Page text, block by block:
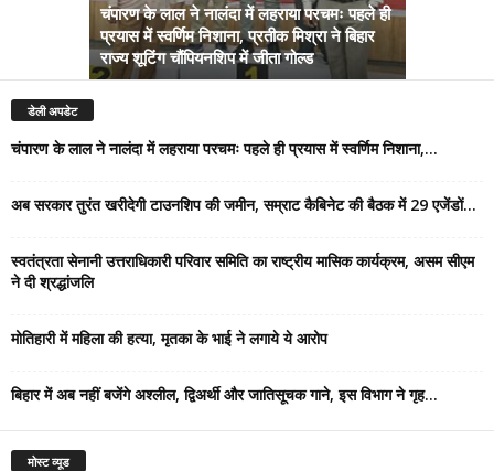
चंपारण के लाल ने नालंदा में लहराया परचमः पहले ही
प्रयास में स्वर्णिम निशाना, प्रतीक मिश्रा ने बिहार
राज्य शूटिंग चौंपियनशिप में जीता गोल्ड
डेली अपडेट
चंपारण के लाल ने नालंदा में लहराया परचमः पहले ही प्रयास में स्वर्णिम निशाना,...
अब सरकार तुरंत खरीदेगी टाउनशिप की जमीन, सम्राट कैबिनेट की बैठक में 29 एजेंडों...
स्वतंत्रता सेनानी उत्तराधिकारी परिवार समिति का राष्ट्रीय मासिक कार्यक्रम, असम सीएम
ने दी श्रद्धांजलि
मोतिहारी में महिला की हत्या, मृतका के भाई ने लगाये ये आरोप
बिहार में अब नहीं बजेंगे अश्लील, द्विअर्थी और जातिसूचक गाने, इस विभाग ने गृह...
मोस्ट व्यूड